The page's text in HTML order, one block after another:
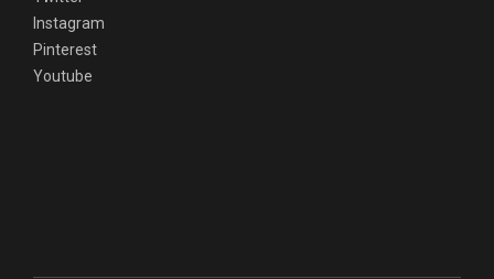
Instagram
Pinterest
Youtube
Belén segoviano, otra escusa más para